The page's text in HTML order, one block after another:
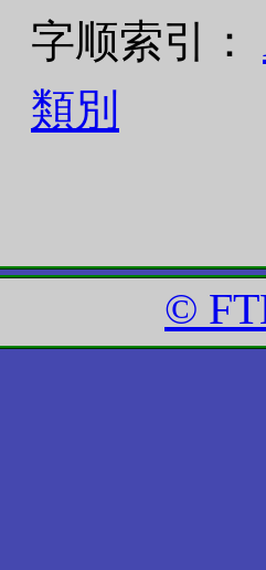
字顺索引：
類別
©